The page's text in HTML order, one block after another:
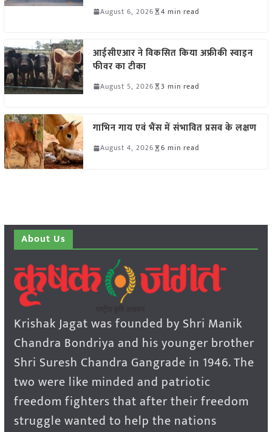
August 6, 2026 4 min read
आईसीएआर ने विकसित किया अफ्रीकी स्वाइन
फीवर का टीका
August 5, 2026 3 min read
गाभिन गाय एवं भैंस में संभावित प्रसव के लक्षण
August 4, 2026 6 min read
About Us
Krishak Jagat was founded by Shri Manik
Chandra Bondriya and his younger brother
Shri Suresh Chandra Gangrade in 1946. The
two were like minded and patriotic
freedom fighters that after their freedom
struggle wanted to help the nations